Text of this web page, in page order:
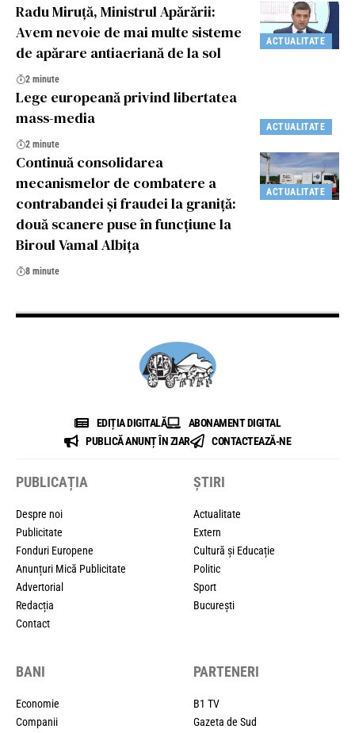
ACTUALITATE
Radu Miruță, Ministrul Apărării:
Avem nevoie de mai multe sisteme
de apărare antiaeriană de la sol
2 minute
ACTUALITATE
Lege europeană privind libertatea
mass-media
2 minute
ACTUALITATE
Continuă consolidarea
mecanismelor de combatere a
contrabandei și fraudei la graniță:
două scanere puse în funcțiune la
Biroul Vamal Albița
8 minute
EDIȚIA DIGITALĂ
ABONAMENT DIGITAL
PUBLICĂ ANUNȚ ÎN ZIAR
CONTACTEAZĂ-NE
PUBLICAȚIA
Despre noi
Publicitate
Fonduri Europene
Anunțuri Mică Publicitate
Advertorial
Redacția
Contact
ȘTIRI
Actualitate
Extern
Cultură și Educație
Politic
Sport
București
BANI
Economie
Companii
PARTENERI
B1 TV
Gazeta de Sud